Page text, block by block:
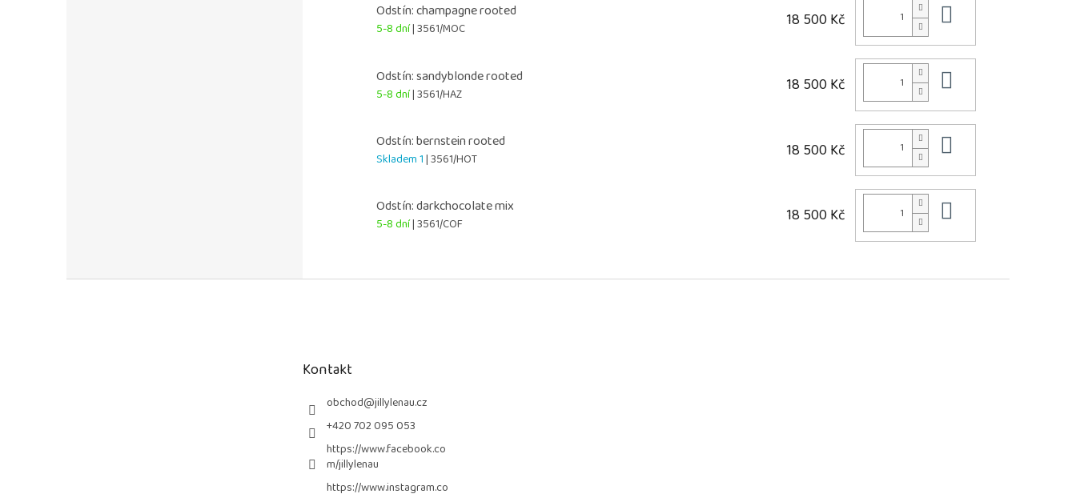
Odstín: champagne rooted
5-8 dní| 3561/MOC 18 500 Kč
Odstín: sandyblonde rooted
5-8 dní| 3561/HAZ 18 500 Kč
Odstín: bernstein rooted
Skladem 1| 3561/HOT 18 500 Kč
Odstín: darkchocolate mix
5-8 dní| 3561/COF 18 500 Kč
Kontakt
obchod@jillylenau.cz
+420 702 095 053
https://www.facebook.co
m/jillylenau
https://www.instagram.co